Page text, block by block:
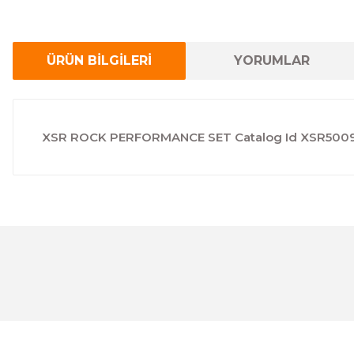
ÜRÜN BİLGİLERİ YORUMLAR
XSR ROCK PERFORMANCE SET Catalog Id